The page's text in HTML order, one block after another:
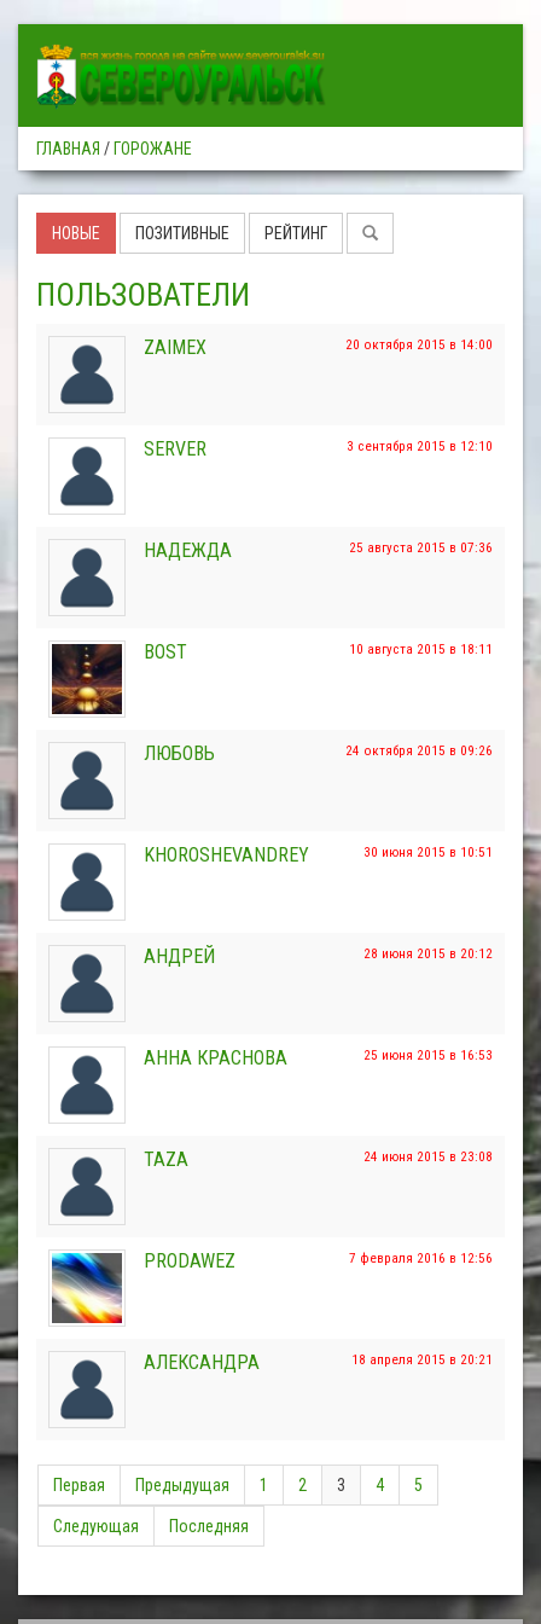
ГЛАВНАЯ / ГОРОЖАНЕ
НОВЫЕ ПОЗИТИВНЫЕ РЕЙТИНГ
ПОЛЬЗОВАТЕЛИ
20 октября 2015 в 14:00
ZAIMEX
3 сентября 2015 в 12:10
SERVER
25 августа 2015 в 07:36
НАДЕЖДА
10 августа 2015 в 18:11
BOST
24 октября 2015 в 09:26
ЛЮБОВЬ
30 июня 2015 в 10:51
KHOROSHEVANDREY
28 июня 2015 в 20:12
АНДРЕЙ
25 июня 2015 в 16:53
АННА КРАСНОВА
24 июня 2015 в 23:08
ТАZA
7 февраля 2016 в 12:56
PRODAWEZ
18 апреля 2015 в 20:21
АЛЕКСАНДРА
Первая Предыдущая 1 2 3 4 5
Следующая Последняя